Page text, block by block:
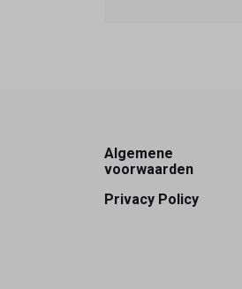
Footer
Algemene
voorwaarden
Privacy Policy